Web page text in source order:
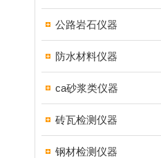
公路岩石仪器
防水材料仪器
ca砂浆类仪器
砖瓦检测仪器
钢材检测仪器